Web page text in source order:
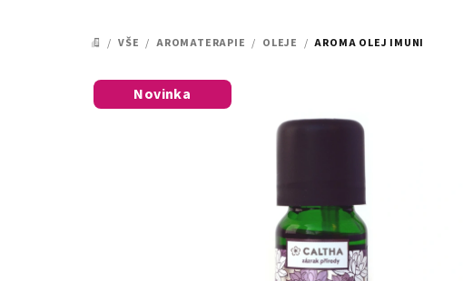
DOMŮ
/ VŠE / AROMATERAPIE / OLEJE / AROMA OLEJ IMUNI
Novinka